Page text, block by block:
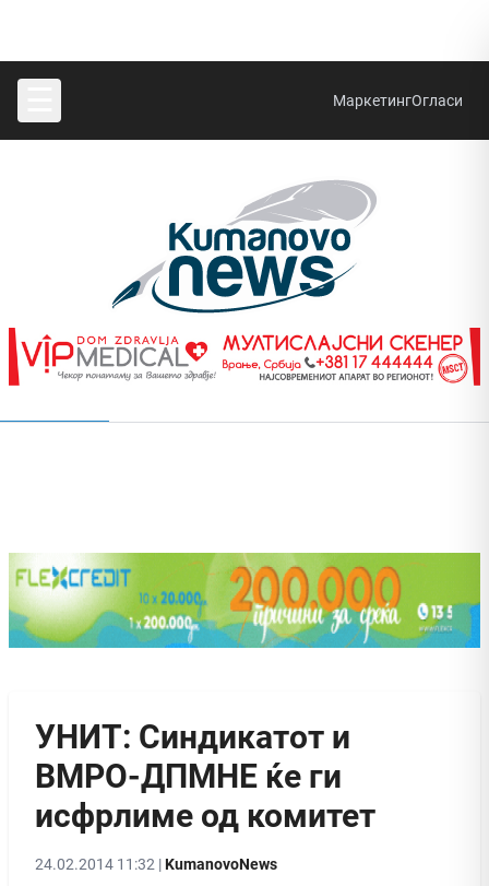
МаркетингОгласи
УНИТ: Синдикатот и
ВМРО-ДПМНЕ ќе ги
исфрлиме од комитет
24.02.2014 11:32 |KumanovoNews